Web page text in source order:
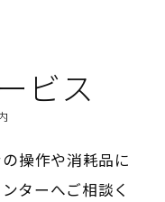
ビス
操作や消耗品に
ターへご相談く